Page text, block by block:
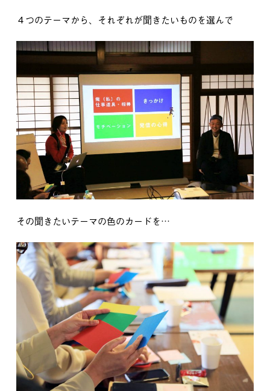
４つのテーマから、それぞれが聞きたいものを選んで
その聞きたいテーマの色のカードを…